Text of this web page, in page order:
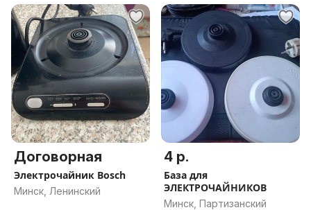
Договорная
Электрочайник Bosch
Минск, Ленинский
4 р.
База для
ЭЛЕКТРОЧАЙНИКОВ
Минск, Партизанский